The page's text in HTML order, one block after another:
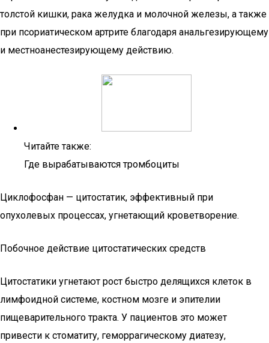
толстой кишки, рака желудка и молочной железы, а также
при псориатическом артрите благодаря анальгезирующему
и местноанестезирующему действию.
Читайте также:
Где вырабатываются тромбоциты
Циклофосфан — цитостатик, эффективный при
опухолевых процессах, угнетающий кроветворение.
Побочное действие цитостатических средств
Цитостатики угнетают рост быстро делящихся клеток в
лимфоидной системе, костном мозге и эпителии
пищеварительного тракта. У пациентов это может
привести к стоматиту, геморрагическому диатезу,